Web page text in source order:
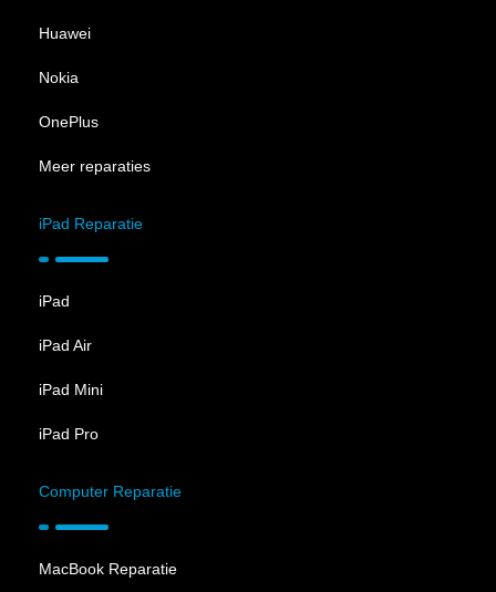
Huawei
Nokia
OnePlus
Meer reparaties
iPad Reparatie
iPad
iPad Air
iPad Mini
iPad Pro
Computer Reparatie
MacBook Reparatie